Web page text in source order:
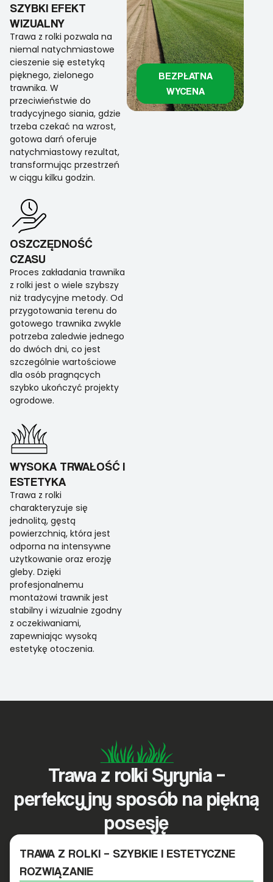
SZYBKI EFEKT
WIZUALNY
Trawa z rolki pozwala na
niemal natychmiastowe
cieszenie się estetyką
pięknego, zielonego
trawnika. W
przeciwieństwie do
tradycyjnego siania, gdzie
trzeba czekać na wzrost,
gotowa darń oferuje
natychmiastowy rezultat,
transformując przestrzeń
w ciągu kilku godzin.
OSZCZĘDNOŚĆ
CZASU
Proces zakładania trawnika
z rolki jest o wiele szybszy
niż tradycyjne metody. Od
przygotowania terenu do
gotowego trawnika zwykle
potrzeba zaledwie jednego
do dwóch dni, co jest
szczególnie wartościowe
dla osób pragnących
szybko ukończyć projekty
ogrodowe.
WYSOKA TRWAŁOŚĆ I
ESTETYKA
Trawa z rolki
charakteryzuje się
jednolitą, gęstą
powierzchnią, która jest
odporna na intensywne
użytkowanie oraz erozję
gleby. Dzięki
profesjonalnemu
montażowi trawnik jest
stabilny i wizualnie zgodny
z oczekiwaniami,
zapewniając wysoką
estetykę otoczenia.
BEZPŁATNA
WYCENA
Trawa z rolki Syrynia –
perfekcyjny sposób na piękną
posesję
TRAWA Z ROLKI – SZYBKIE I ESTETYCZNE
ROZWIĄZANIE